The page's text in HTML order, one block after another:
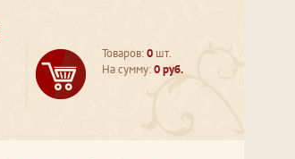
Товаров:0 шт.
На сумму:0 руб.